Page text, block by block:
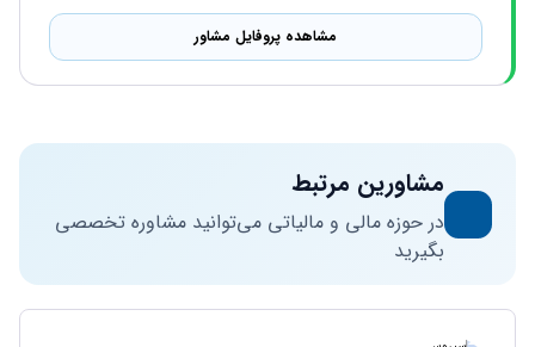
مشاهده پروفایل مشاور
مشاورین مرتبط
در حوزه مالی و مالیاتی می‌توانید مشاوره تخصصی
بگیرید